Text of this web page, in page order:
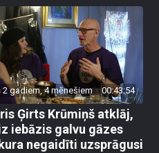
2 gadiem, 4 mēnešiem 00:43:54
Ģirts Krūmiņš atklāj,
iebāzis galvu gāzes
negaidīti uzsprāgusi